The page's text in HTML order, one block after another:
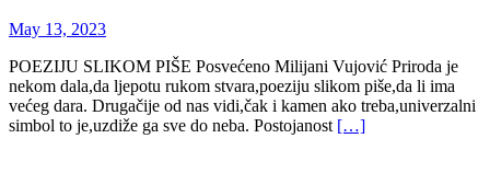
May 13, 2023
POEZIJU SLIKOM PIŠE Posvećeno Milijani Vujović Priroda je
nekom dala,da ljepotu rukom stvara,poeziju slikom piše,da li ima
većeg dara. Drugačije od nas vidi,čak i kamen ako treba,univerzalni
simbol to je,uzdiže ga sve do neba. Postojanost […]